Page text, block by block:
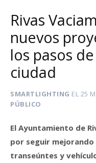
Rivas
nuevos
los pasos
ciudad
SMARTLIGHTING EL 25
PÚBLICO
El Ayuntamiento de
por seguir
transeúntes y